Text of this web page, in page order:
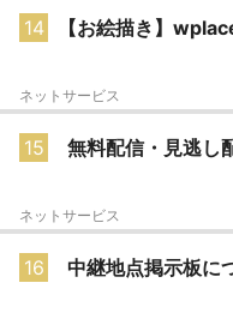
14 【お絵描き】
ネットサービス
15 無料配信・見逃し
ネットサービス
16 中継地点掲示板に